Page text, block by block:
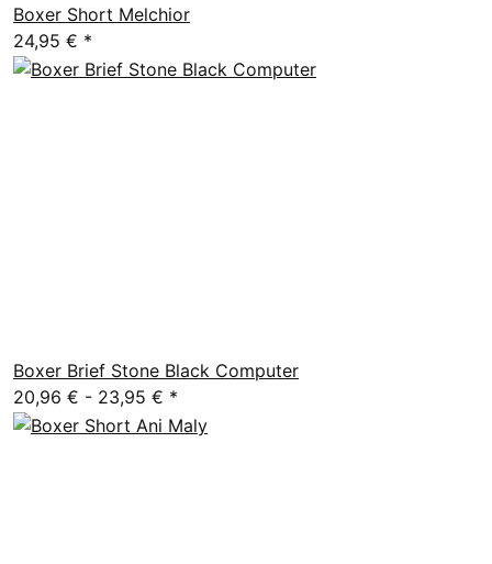
Boxer Short Melchior
24,95 € *
Boxer Brief Stone Black Computer
20,96 € - 23,95 € *